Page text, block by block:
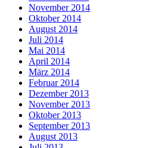
November 2014
Oktober 2014
August 2014
Juli 2014
Mai 2014
April 2014
März 2014
Februar 2014
Dezember 2013
November 2013
Oktober 2013
September 2013
August 2013